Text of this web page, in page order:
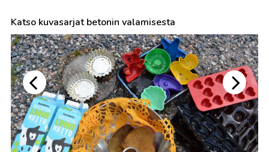
Katso kuvasarjat betonin valamisesta